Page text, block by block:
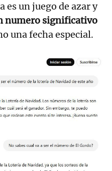
es un juego de azar y
numero significativo
una fecha especial.